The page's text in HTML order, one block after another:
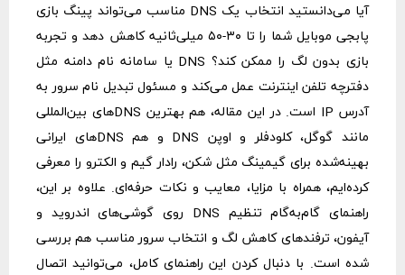
آیا می‌دانستید انتخاب یک DNS مناسب می‌تواند پینگ بازی
پابجی موبایل شما را تا ۳۰-۵۰ میلی‌ثانیه کاهش دهد و تجربه
بازی بدون لگ را ممکن کند؟ DNS یا سامانه نام دامنه مثل
دفترچه تلفن اینترنت عمل می‌کند و مسئول تبدیل نام سرور به
آدرس IP است. در این مقاله، هم بهترین DNSهای بین‌المللی
مانند گوگل، کلودفلر و اوپن DNS و هم DNSهای ایرانی
بهینه‌شده برای گیمینگ مثل شکن، رادار گیم و الکترو را معرفی
کرده‌ایم، همراه با مزایا، معایب و نکات حرفه‌ای. علاوه بر این،
راهنمای گام‌به‌گام تنظیم DNS روی گوشی‌های اندروید و
آیفون، ترفندهای کاهش لگ و انتخاب سرور مناسب هم بررسی
شده است. با دنبال کردن این راهنمای کامل، می‌توانید اتصال